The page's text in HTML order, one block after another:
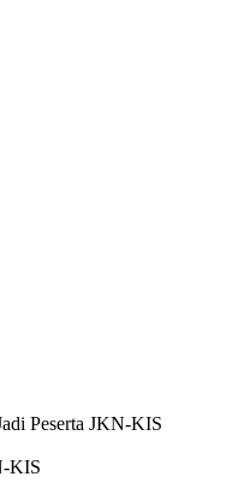
Peserta JKN-KIS
KIS